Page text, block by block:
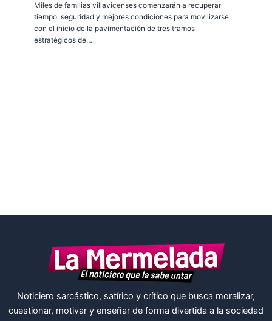
Miles de familias villavicenses comenzarán a recuperar
tiempo, seguridad y mejores condiciones para movilizarse
con el inicio de la pavimentación de tres tramos
estratégicos de…
Noticiero sarcástico, satírico y crítico que busca moralizar,
cuestionar, motivar y enseñar de forma divertida a la sociedad